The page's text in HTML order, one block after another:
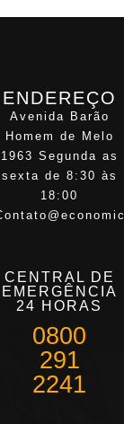
ENDEREÇO
Avenida Barão
Homem de Melo
1963 Segunda as
sexta de 8:30 às
18:00
CENTRAL DE
EMERGÊNCIA
24 HORAS
0800
291
2241